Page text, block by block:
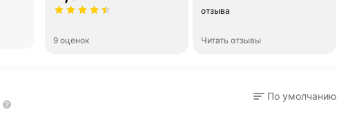
9 оценок
отзыва
Читать отзывы
По умолчанию